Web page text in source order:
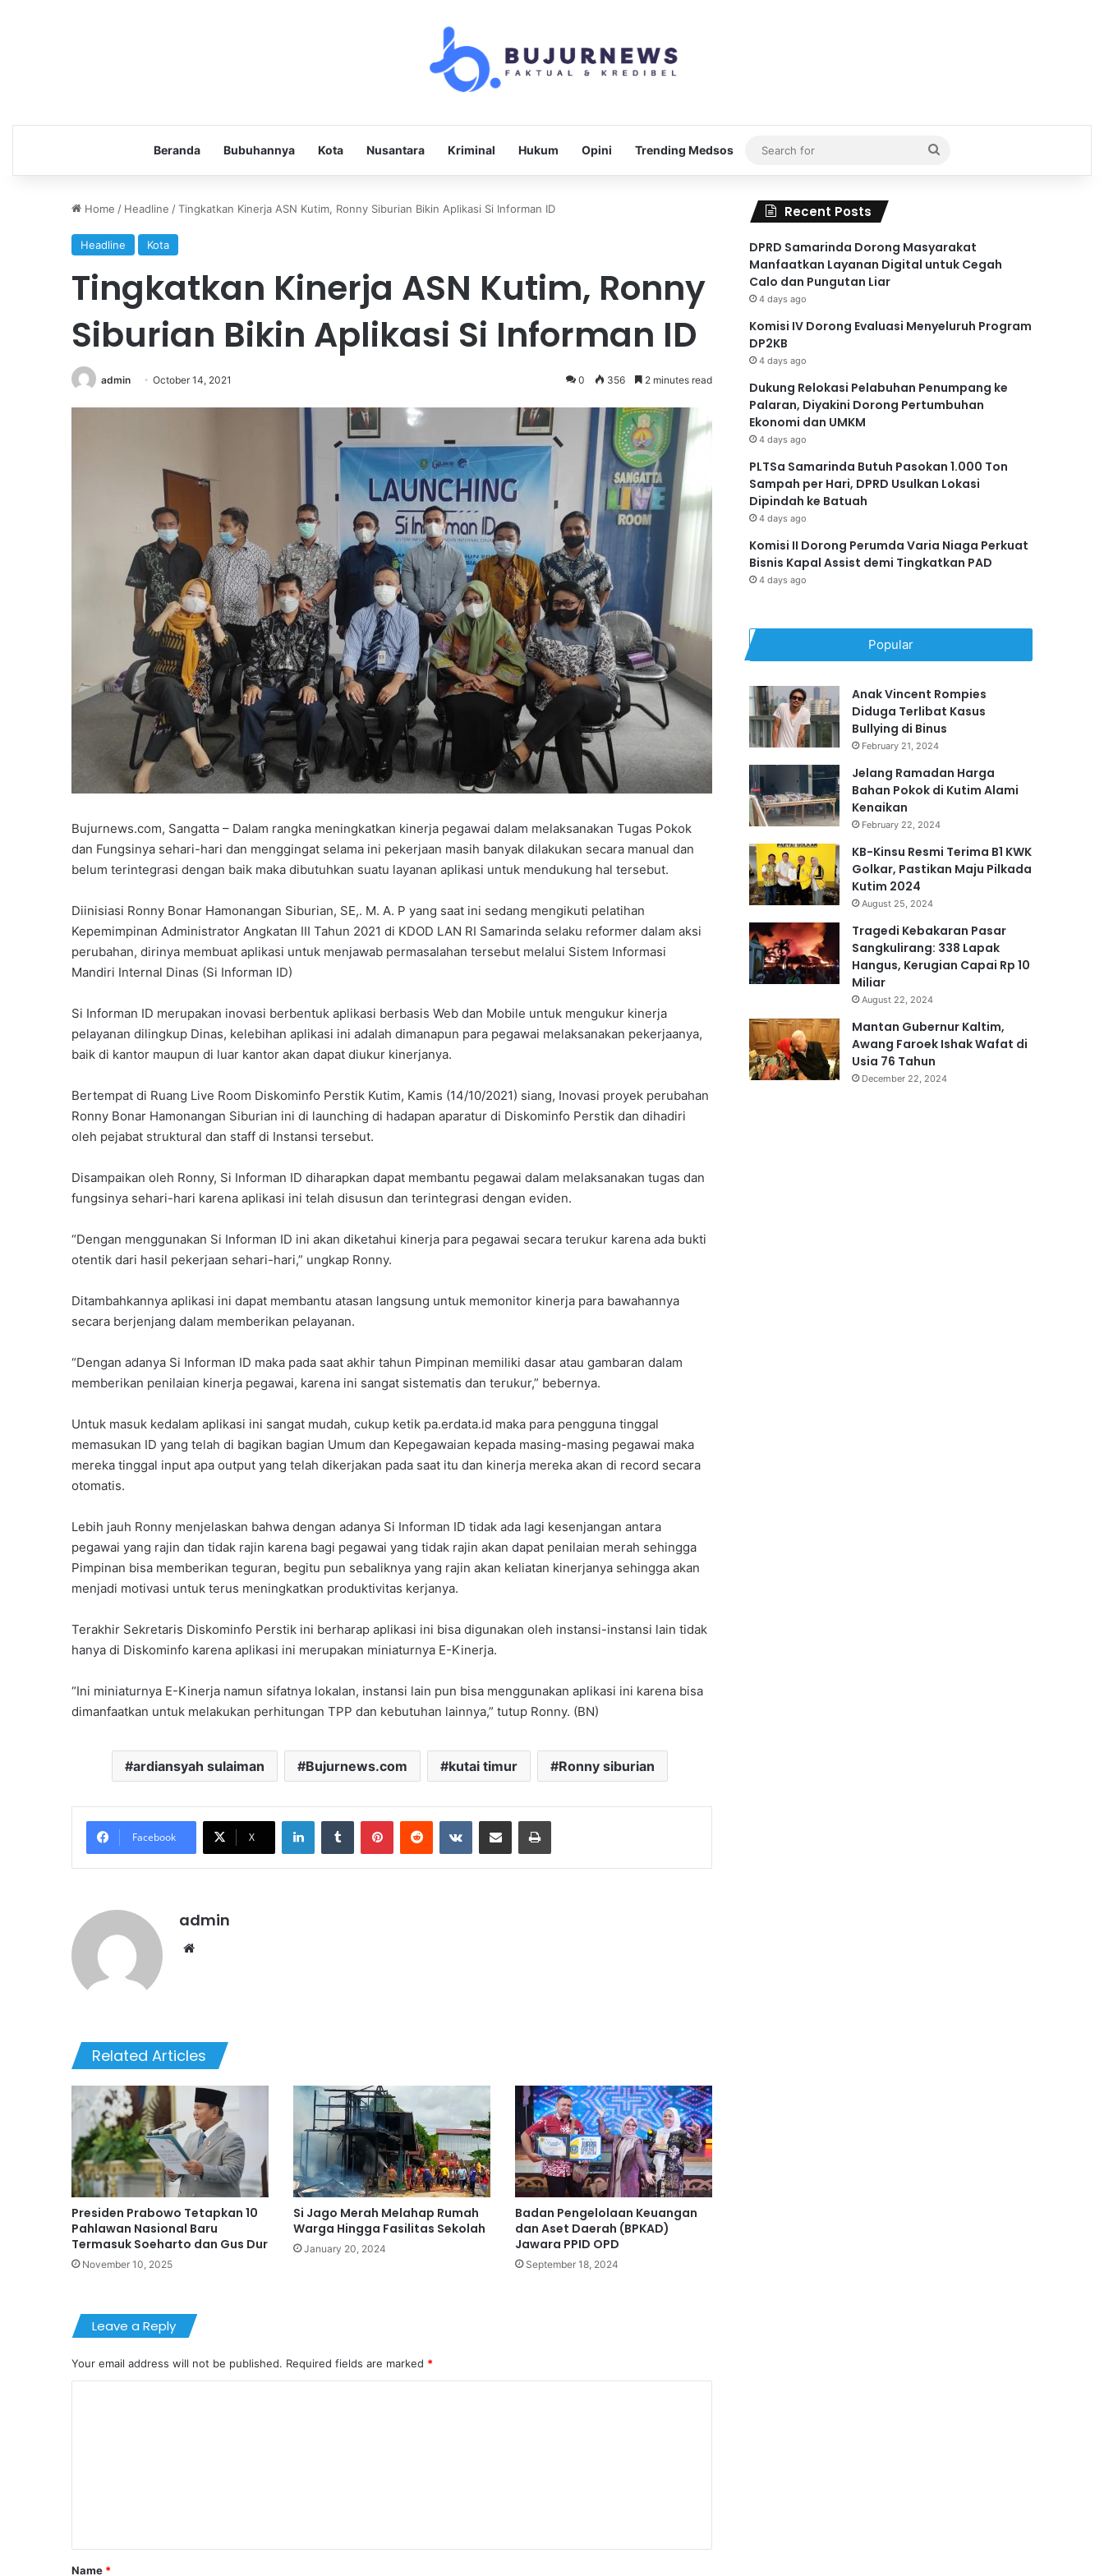
Beranda Bubuhannya Kota Nusantara Kriminal Hukum Opini Trending Medsos
Search
for
Home / Headline /Tingkatkan Kinerja ASN Kutim, Ronny Siburian Bikin Aplikasi Si Informan ID
Headline Kota
Tingkatkan Kinerja ASN Kutim, Ronny
Siburian Bikin Aplikasi Si Informan ID
admin October 14, 2021 0 356 2 minutes read
Bujurnews.com, Sangatta – Dalam rangka meningkatkan kinerja pegawai dalam melaksanakan Tugas Pokok
dan Fungsinya sehari-hari dan menggingat selama ini pekerjaan masih banyak dilakukan secara manual dan
belum terintegrasi dengan baik maka dibutuhkan suatu layanan aplikasi untuk mendukung hal tersebut.
Diinisiasi Ronny Bonar Hamonangan Siburian, SE,. M. A. P yang saat ini sedang mengikuti pelatihan
Kepemimpinan Administrator Angkatan III Tahun 2021 di KDOD LAN RI Samarinda selaku reformer dalam aksi
perubahan, dirinya membuat aplikasi untuk menjawab permasalahan tersebut melalui Sistem Informasi
Mandiri Internal Dinas (Si Informan ID)
Si Informan ID merupakan inovasi berbentuk aplikasi berbasis Web dan Mobile untuk mengukur kinerja
pelayanan dilingkup Dinas, kelebihan aplikasi ini adalah dimanapun para pegawai melaksanakan pekerjaanya,
baik di kantor maupun di luar kantor akan dapat diukur kinerjanya.
Bertempat di Ruang Live Room Diskominfo Perstik Kutim, Kamis (14/10/2021) siang, Inovasi proyek perubahan
Ronny Bonar Hamonangan Siburian ini di launching di hadapan aparatur di Diskominfo Perstik dan dihadiri
oleh pejabat struktural dan staff di Instansi tersebut.
Disampaikan oleh Ronny, Si Informan ID diharapkan dapat membantu pegawai dalam melaksanakan tugas dan
fungsinya sehari-hari karena aplikasi ini telah disusun dan terintegrasi dengan eviden.
“Dengan menggunakan Si Informan ID ini akan diketahui kinerja para pegawai secara terukur karena ada bukti
otentik dari hasil pekerjaan sehari-hari,” ungkap Ronny.
Ditambahkannya aplikasi ini dapat membantu atasan langsung untuk memonitor kinerja para bawahannya
secara berjenjang dalam memberikan pelayanan.
“Dengan adanya Si Informan ID maka pada saat akhir tahun Pimpinan memiliki dasar atau gambaran dalam
memberikan penilaian kinerja pegawai, karena ini sangat sistematis dan terukur,” bebernya.
Untuk masuk kedalam aplikasi ini sangat mudah, cukup ketik pa.erdata.id maka para pengguna tinggal
memasukan ID yang telah di bagikan bagian Umum dan Kepegawaian kepada masing-masing pegawai maka
mereka tinggal input apa output yang telah dikerjakan pada saat itu dan kinerja mereka akan di record secara
otomatis.
Lebih jauh Ronny menjelaskan bahwa dengan adanya Si Informan ID tidak ada lagi kesenjangan antara
pegawai yang rajin dan tidak rajin karena bagi pegawai yang tidak rajin akan dapat penilaian merah sehingga
Pimpinan bisa memberikan teguran, begitu pun sebaliknya yang rajin akan keliatan kinerjanya sehingga akan
menjadi motivasi untuk terus meningkatkan produktivitas kerjanya.
Terakhir Sekretaris Diskominfo Perstik ini berharap aplikasi ini bisa digunakan oleh instansi-instansi lain tidak
hanya di Diskominfo karena aplikasi ini merupakan miniaturnya E-Kinerja.
“Ini miniaturnya E-Kinerja namun sifatnya lokalan, instansi lain pun bisa menggunakan aplikasi ini karena bisa
dimanfaatkan untuk melakukan perhitungan TPP dan kebutuhan lainnya,” tutup Ronny. (BN)
ardiansyah sulaiman Bujurnews.com kutai timur Ronny siburian
Facebook X
LinkedInTumblr PinterestReddit VKontakteShare via Email Print
admin
Related Articles
Presiden Prabowo Tetapkan 10
Pahlawan Nasional Baru
Termasuk Soeharto dan Gus Dur
November 10, 2025
Si Jago Merah Melahap Rumah
Warga Hingga Fasilitas Sekolah
January 20, 2024
Badan Pengelolaan Keuangan
dan Aset Daerah (BPKAD)
Jawara PPID OPD
September 18, 2024
Leave a Reply
Your email address will not be published. Required fields are marked *
*
Name *
Recent Posts
DPRD Samarinda Dorong Masyarakat
Manfaatkan Layanan Digital untuk Cegah
Calo dan Pungutan Liar
4 days ago
Komisi IV Dorong Evaluasi Menyeluruh Program
DP2KB
4 days ago
Dukung Relokasi Pelabuhan Penumpang ke
Palaran, Diyakini Dorong Pertumbuhan
Ekonomi dan UMKM
4 days ago
PLTSa Samarinda Butuh Pasokan 1.000 Ton
Sampah per Hari, DPRD Usulkan Lokasi
Dipindah ke Batuah
4 days ago
Komisi II Dorong Perumda Varia Niaga Perkuat
Bisnis Kapal Assist demi Tingkatkan PAD
4 days ago
Popular
Anak Vincent Rompies
Diduga Terlibat Kasus
Bullying di Binus
February 21, 2024
Jelang Ramadan Harga
Bahan Pokok di Kutim Alami
Kenaikan
February 22, 2024
KB-Kinsu Resmi Terima B1 KWK
Golkar, Pastikan Maju Pilkada
Kutim 2024
August 25, 2024
Tragedi Kebakaran Pasar
Sangkulirang: 338 Lapak
Hangus, Kerugian Capai Rp 10
Miliar
August 22, 2024
Mantan Gubernur Kaltim,
Awang Faroek Ishak Wafat di
Usia 76 Tahun
December 22, 2024